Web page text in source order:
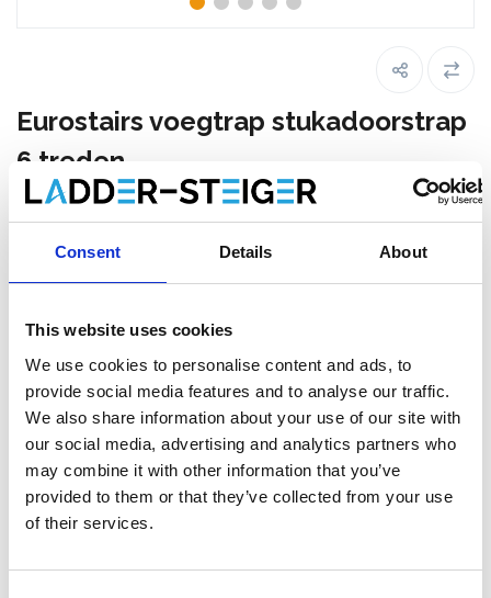
Consent Details About
This website uses cookies
We use cookies to personalise content and ads, to
provide social media features and to analyse our traffic.
We also share information about your use of our site with
our social media, advertising and analytics partners who
may combine it with other information that you’ve
provided to them or that they’ve collected from your use
of their services.
Eurostairs voegtrap stukadoorstrap
6 treden
Maak een keuze:
Eurostairs voegtrap stukadoorstrap 6 treden
€228,69 €240,79 Incl. BTW
Gratis verzending binnen 1-3 werkdagen of afhalen in
Etten-Leur of Maaseik (contacteer onze klantenservice)
Toevoegen aan winkelwagen